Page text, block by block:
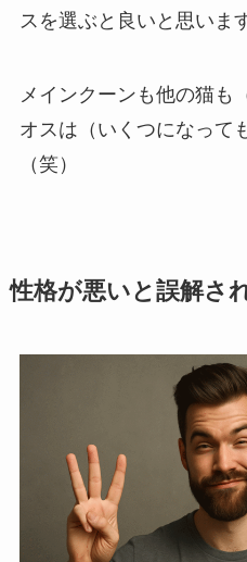
スを選ぶと良いと思いま
メインクーンも他の猫も
オスは（いくつになって
（笑）
性格が悪いと誤解さ